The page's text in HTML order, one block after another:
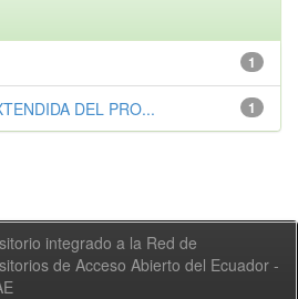
1
1
DEL PRO...
integrado a la Red de
de Acceso Abierto del Ecuador -